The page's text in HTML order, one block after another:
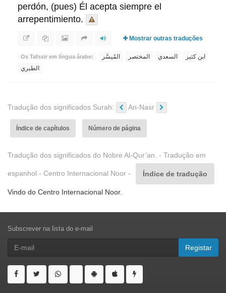
perdón, (pues) Él acepta siempre el
arrepentimiento.
Mostrar outras traduções
Os Tafssir em língua árabe: المُيسَّر المختصر السعدي
ابن كثير
الطبري
Tradução dos significados Surah: An-Nasr
Índice de capítulos Número de página
Tradução dos significados do Nobre Al-Qur’an. - Tradução em
espanhol - Centro Internacional Noor - Índice de tradução
Vindo do Centro Internacional Noor.
Subscrever na lista do e-mail
Registar